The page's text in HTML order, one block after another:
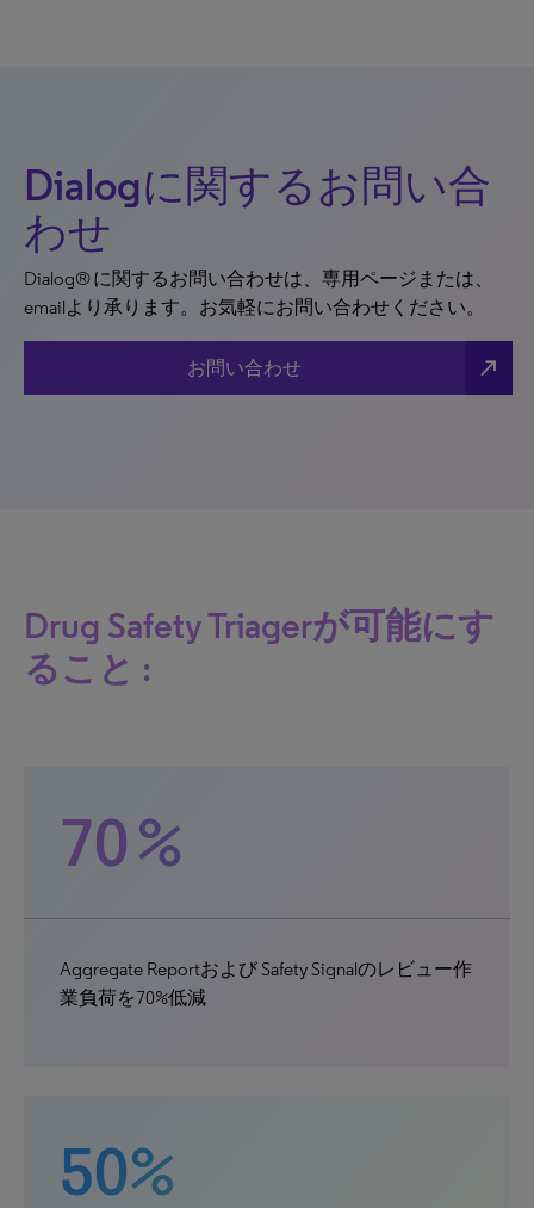
Dialogに関するお問い合
わせ
Dialog® に関するお問い合わせは、専用ページまたは、
emailより承ります。お気軽にお問い合わせください。
お問い合わせ north_east
Drug Safety Triagerが可能にす
ること :
70 %
Aggregate Reportおよび Safety Signalのレビュー作
業負荷を70%低減
50%